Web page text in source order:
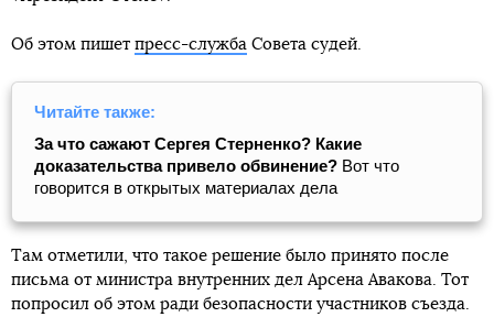
Об этом пишет пресс-служба Совета судей.
Читайте также:
За что сажают Сергея Стерненко? Какие
доказательства привело обвинение? Вот что
говорится в открытых материалах дела
Там отметили, что такое решение было принято после
письма от министра внутренних дел Арсена Авакова. Тот
попросил об этом ради безопасности участников съезда.